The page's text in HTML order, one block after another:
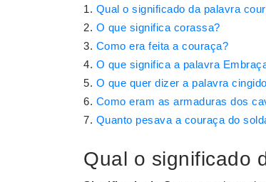
Qual o significado da palavra
O que significa corassa?
Como era feita a couraça?
O que significa a palavra
O que quer dizer a palavra
Como eram as armaduras dos
Quanto pesava a couraça do
Qual o significado